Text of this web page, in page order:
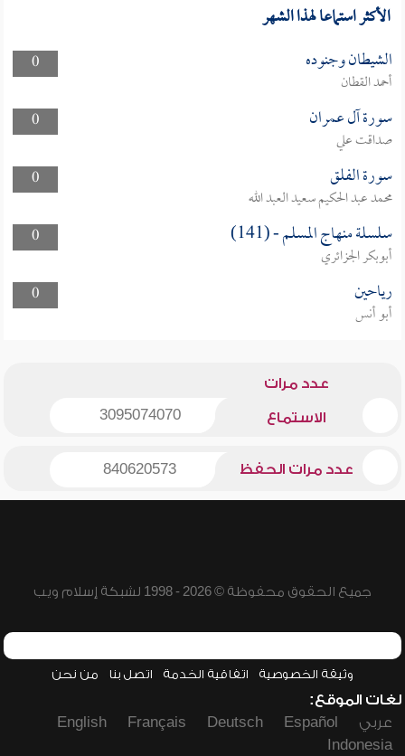
الأكثر استماعا لهذا الشهر
0 الشيطان وجنوده
أحمد القطان
0
سورة آل عمران
صداقت علي
0
سورة الفلق
محمد عبد الحكيم سعيد العبد الله
0
سلسلة منهاج المسلم - (141)
أبوبكر الجزائري
0
رياحين
أبو أنس
عدد مرات
الاستماع 3095074070
عدد مرات الحفظ 840620573
جميع الحقوق محفوظة © 2026 - 1998 لشبكة إسلام ويب
وثيقة الخصوصية اتفاقية الخدمة اتصل بنا من نحن
لغات الموقع:
عربي
Español
Deutsch
Français
English
Indonesia